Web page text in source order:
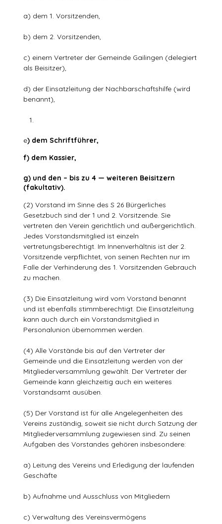
a) dem 1. Vorsitzenden,
b) dem 2. Vorsitzenden,
c) einem Vertreter der Gemeinde Gailingen (delegiert
als Beisitzer),
d) der Einsatzleitung der Nachbarschaftshilfe (wird
benannt),
e) dem Schriftführer,
f) dem Kassier,
g) und den – bis zu 4 — weiteren Beisitzern
(fakultativ).
(2) Vorstand im Sinne des S 26 Bürgerliches
Gesetzbuch sind der 1 und 2. Vorsitzende. Sie
vertreten den Verein gerichtlich und außergerichtlich.
Jedes Vorstandsmitglied ist einzeln
vertretungsberechtigt. Im Innenverhältnis ist der 2.
Vorsitzende verpflichtet, von seinen Rechten nur im
Falle der Verhinderung des 1. Vorsitzenden Gebrauch
zu machen.
(3) Die Einsatzleitung wird vom Vorstand benannt
und ist ebenfalls stimmberechtigt. Die Einsatzleitung
kann auch durch ein Vorstandsmitglied in
Personalunion übernommen werden.
(4) Alle Vorstände bis auf den Vertreter der
Gemeinde und die Einsatzleitung werden von der
Mitgliederversammlung gewählt. Der Vertreter der
Gemeinde kann gleichzeitig auch ein weiteres
Vorstandsamt ausüben.
(5) Der Vorstand ist für alle Angelegenheiten des
Vereins zuständig, soweit sie nicht durch Satzung der
Mitgliederversammlung zugewiesen sind. Zu seinen
Aufgaben des Vorstandes gehören insbesondere:
a) Leitung des Vereins und Erledigung der laufenden
Geschäfte
b) Aufnahme und Ausschluss von Mitgliedern
c) Verwaltung des Vereinsvermögens